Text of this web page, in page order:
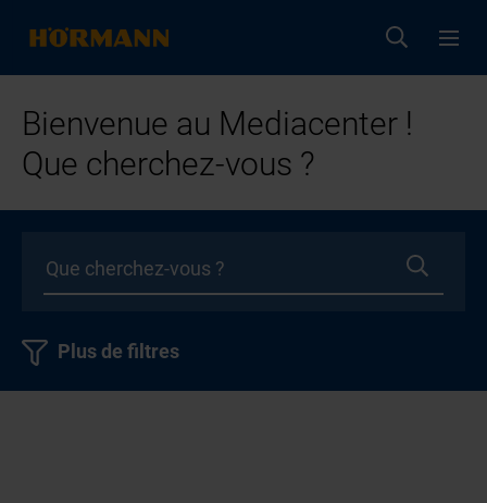
Bienvenue au Mediacenter !
Que cherchez-vous ?
Plus de filtres